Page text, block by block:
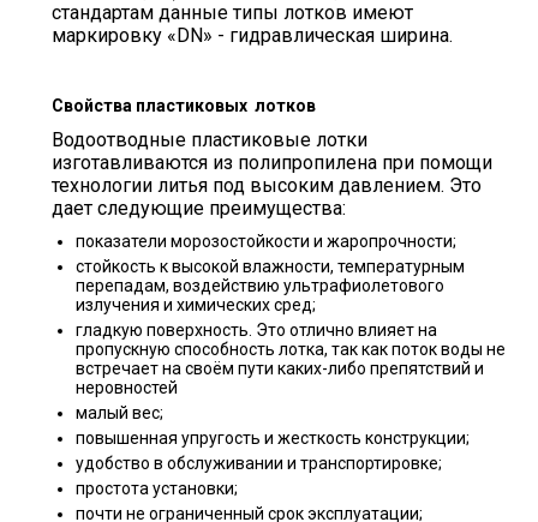
стандартам данные типы лотков имеют
маркировку «DN» - гидравлическая ширина.
Свойства пластиковых лотков
Водоотводные пластиковые лотки
изготавливаются из полипропилена при помощи
технологии литья под высоким давлением. Это
дает следующие преимущества:
показатели морозостойкости и жаропрочности;
стойкость к высокой влажности, температурным
перепадам, воздействию ультрафиолетового
излучения и химических сред;
гладкую поверхность. Это отлично влияет на
пропускную способность лотка, так как поток воды не
встречает на своём пути каких-либо препятствий и
неровностей
малый вес;
повышенная упругость и жесткость конструкции;
удобство в обслуживании и транспортировке;
простота установки;
почти не ограниченный срок эксплуатации;